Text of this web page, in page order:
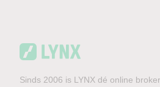
Sinds 2006 is LYNX dé online